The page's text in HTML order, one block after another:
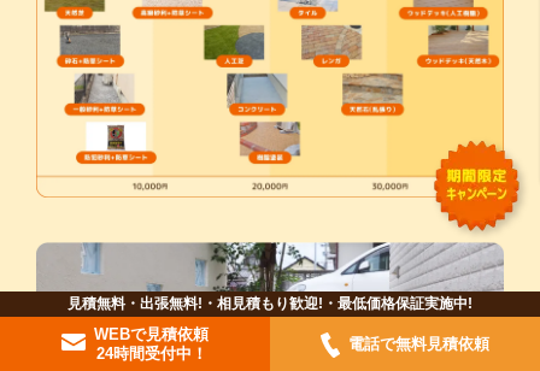
見積無料・出張無料!・相見積もり歓迎!・最低価格保証実施中!
WEBで見積依頼
24時間受付中！
電話で無料見積依頼